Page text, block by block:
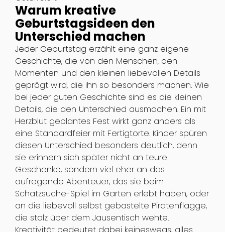
Warum kreative
Geburtstagsideen den
Unterschied machen
Jeder Geburtstag erzählt eine ganz eigene
Geschichte, die von den Menschen, den
Momenten und den kleinen liebevollen Details
geprägt wird, die ihn so besonders machen. Wie
bei jeder guten Geschichte sind es die kleinen
Details, die den Unterschied ausmachen. Ein mit
Herzblut geplantes Fest wirkt ganz anders als
eine Standardfeier mit Fertigtorte. Kinder spüren
diesen Unterschied besonders deutlich, denn
sie erinnern sich später nicht an teure
Geschenke, sondern viel eher an das
aufregende Abenteuer, das sie beim
Schatzsuche-Spiel im Garten erlebt haben, oder
an die liebevoll selbst gebastelte Piratenflagge,
die stolz über dem Jausentisch wehte.
Kreativität bedeutet dabei keineswegs, alles